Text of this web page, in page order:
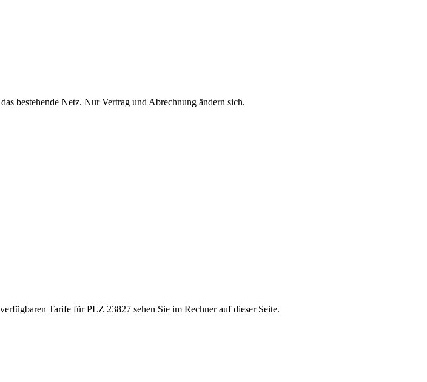
bestehende Netz. Nur Vertrag und Abrechnung ändern sich.
Tarife für PLZ 23827 sehen Sie im Rechner auf dieser Seite.